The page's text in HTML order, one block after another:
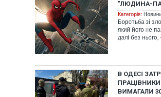
"ЛЮДИНА-
Категорія: Новини
Боротьба зі
який його не
далі без
В ОДЕСІ
ПРАЦІВНИКИ
ВИМАГАЛИ